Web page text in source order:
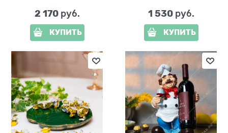
2 170 руб.
КУПИТЬ
1 530 руб.
КУПИТЬ